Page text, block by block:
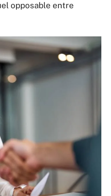
opposable entre